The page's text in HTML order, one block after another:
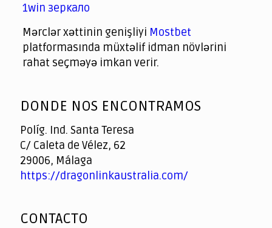
1win зеркало
Mərclər xəttinin genişliyi Mostbet
platformasında müxtəlif idman növlərini
rahat seçməyə imkan verir.
of
DONDE NOS ENCONTRAMOS
Políg. Ind. Santa Teresa
C/ Caleta de Vélez, 62
29006, Málaga
https://dragonlinkaustralia.com/
CONTACTO